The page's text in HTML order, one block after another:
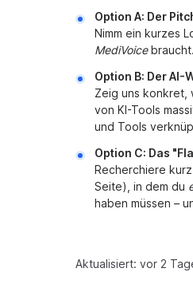
Option A: Der
Nimm ein kurzes
MediVoice
Option B: Der
Zeig uns konkret,
von KI-Tools
und Tools
Option C: Das
Recherchiere
Seite), in dem du
haben müssen –
Aktualisiert: vor 2